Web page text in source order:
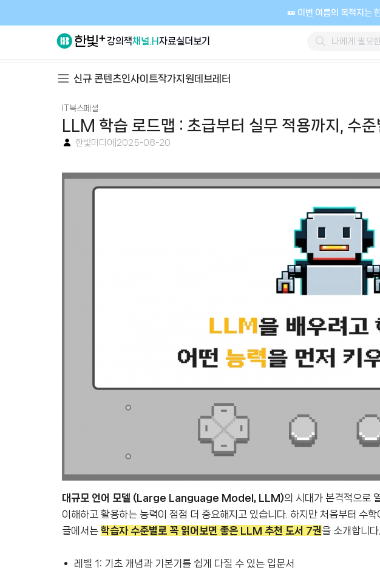
🎫 이번 여름의 목적지는
강의책채널.H자료실더보기
신규 콘텐츠인사이트작가지원데브레터
IT북스페셜
LLM 학습 로드맵 : 초급부터 실무 적용까지, 수
한빛미디어 2025-08-20
대규모 언어 모델 (Large Language Model, LLM)의 시대가 본격적으로
이해하고 활용하는 능력이 점점 더 중요해지고 있습니다. 하지만 처음부터 수
글에서는 학습자 수준별로 꼭 읽어보면 좋은 LLM 추천 도서 7권을 소개합니다.
레벨 1: 기초 개념과 기본기를 쉽게 다질 수 있는 입문서